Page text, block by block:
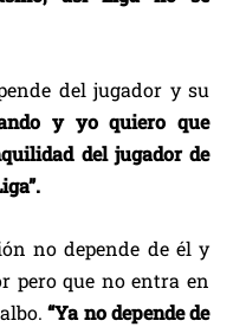
del jugador y su
y yo quiero que
del jugador de
no depende de él y
pero que no entra en
“Ya no depende de